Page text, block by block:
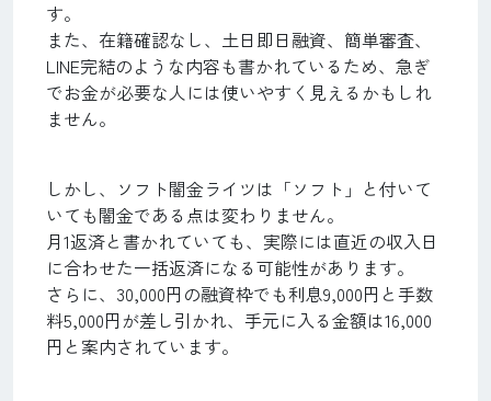
す。
また、在籍確認なし、土日即日融資、簡単審査、
LINE完結のような内容も書かれているため、急ぎ
でお金が必要な人には使いやすく見えるかもしれ
ません。
しかし、ソフト闇金ライツは「ソフト」と付いて
いても闇金である点は変わりません。
月1返済と書かれていても、実際には直近の収入日
に合わせた一括返済になる可能性があります。
さらに、30,000円の融資枠でも利息9,000円と手数
料5,000円が差し引かれ、手元に入る金額は16,000
円と案内されています。